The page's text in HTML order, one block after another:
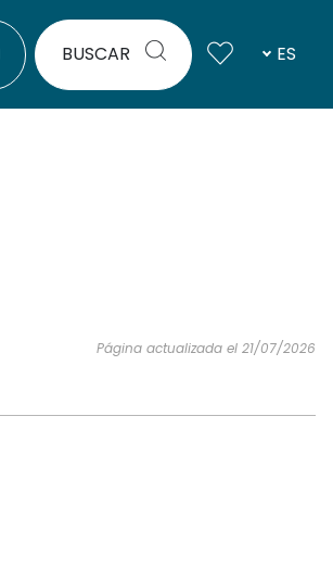
BUSCAR ES
Página actualizada el 21/07/2026